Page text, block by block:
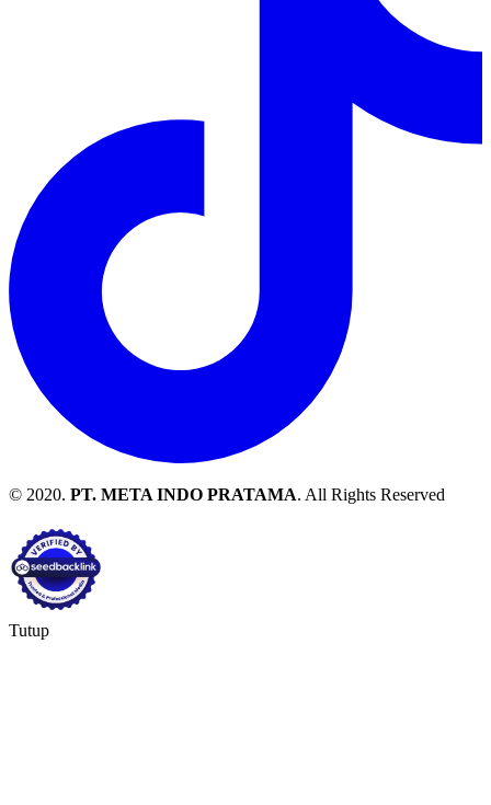
© 2020. PT. META INDO PRATAMA. All Rights Reserved
Tutup